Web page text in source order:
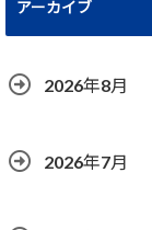
アーカイブ
2026年8月
2026年7月